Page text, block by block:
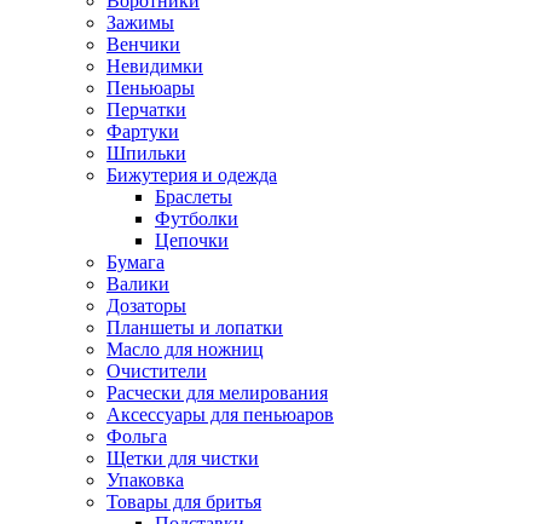
Зажимы
Венчики
Невидимки
Пеньюары
Перчатки
Фартуки
Шпильки
Бижутерия и одежда
Браслеты
Футболки
Цепочки
Бумага
Валики
Дозаторы
Планшеты и лопатки
Масло для ножниц
Очистители
Расчески для мелирования
Аксессуары для пеньюаров
Фольга
Щетки для чистки
Упаковка
Товары для бритья